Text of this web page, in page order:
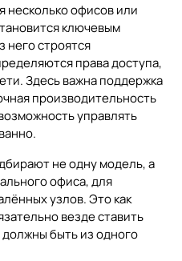
несколько офисов или
ключевым
него строятся
права доступа,
Здесь важна поддержка
производительность
управлять
не одну модель, а
офиса, для
узлов. Это как
везде ставить
быть из одного